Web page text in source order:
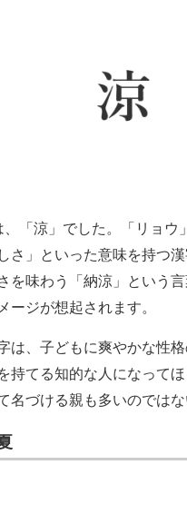
「涼」でした。「リョウ
さ」といった意味を持つ
を味わう「納涼」という
ージが想起されます。
は、子どもに爽やかな性格
持てる知的な人になって
名づける親も多いのではな